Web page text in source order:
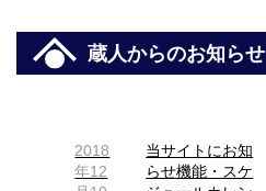
蔵人からのお知らせ
2018
年12
当サイトにお知
らせ機能・スケ